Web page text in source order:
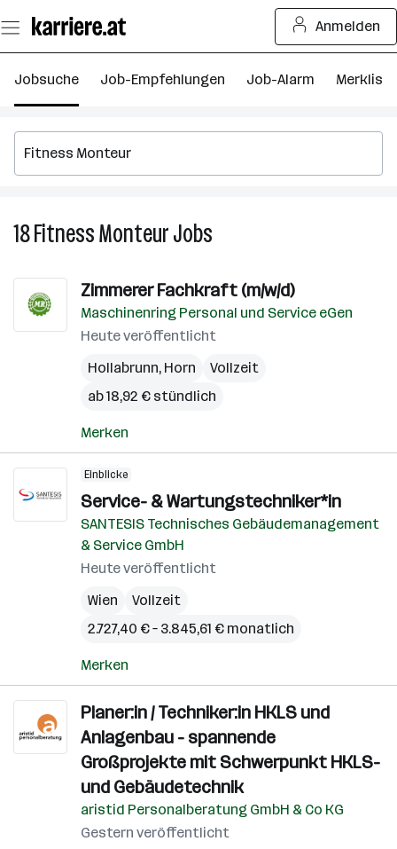
Seiteninhalt
springen
Anmelden
Jobsuche Job-Empfehlungen Job-Alarm Merkliste
18Fitness MonteurJobs
Jobs
Zimmerer Fachkraft (m/w/d)
Maschinenring Personal und Service eGen
Heute veröffentlicht
Hollabrunn, Horn
Vollzeit
ab 18,92 € stündlich
Merken
Einblicke
Service- & Wartungstechniker*in
SANTESIS Technisches Gebäudemanagement
& Service GmbH
Heute veröffentlicht
Wien
Vollzeit
2.727,40 € – 3.845,61 € monatlich
Merken
Planer:in / Techniker:in HKLS und
Anlagenbau - spannende
Großprojekte mit Schwerpunkt HKLS-
und Gebäudetechnik
aristid Personalberatung GmbH & Co KG
Gestern veröffentlicht